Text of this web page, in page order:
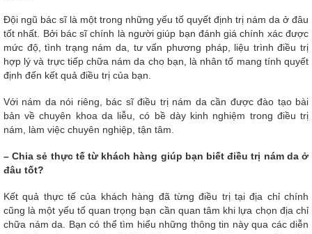
Đội ngũ bác sĩ là một trong những yếu tố quyết định trị nám da ở đâu
tốt nhất. Bởi bác sĩ chính là người giúp bạn đánh giá chính xác được
mức độ, tình trạng nám da, tư vấn phương pháp, liệu trình điều trị
hợp lý và trực tiếp chữa nám da cho bạn, là nhân tố mang tính quyết
định đến kết quả điều trị của bạn.
Với nám da nói riêng, bác sĩ điều trị nám da cần được đào tạo bài
bản về chuyên khoa da liễu, có bề dày kinh nghiệm trong điều trị
nám, làm việc chuyên nghiệp, tận tâm.
– Chia sẻ thực tế từ khách hàng giúp bạn biết điều trị nám da ở
đâu tốt?
Kết quả thực tế của khách hàng đã từng điều trị tại địa chỉ chính
cũng là một yếu tố quan trọng bạn cần quan tâm khi lựa chọn địa chỉ
chữa nám da. Bạn có thể tìm hiểu những thông tin này qua các diễn